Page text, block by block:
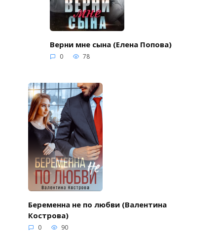
Верни мне сына (Елена Попова)
0 78
Беременна не по любви (Валентина
Кострова)
0 90